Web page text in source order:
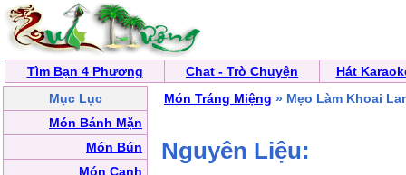
Tìm Bạn 4 Phương Chat - Trò Chuyện
Hát
Mục Lục
Món Bánh Mặn
Món Bún
Món Canh
Món Tráng Miệng » Mẹo Làm Khoai
Nguyên Liệu: